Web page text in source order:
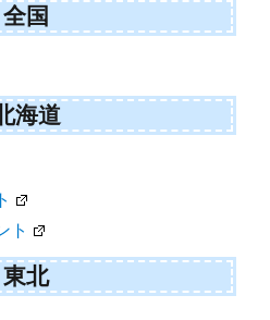
全国
海道
ト
東北